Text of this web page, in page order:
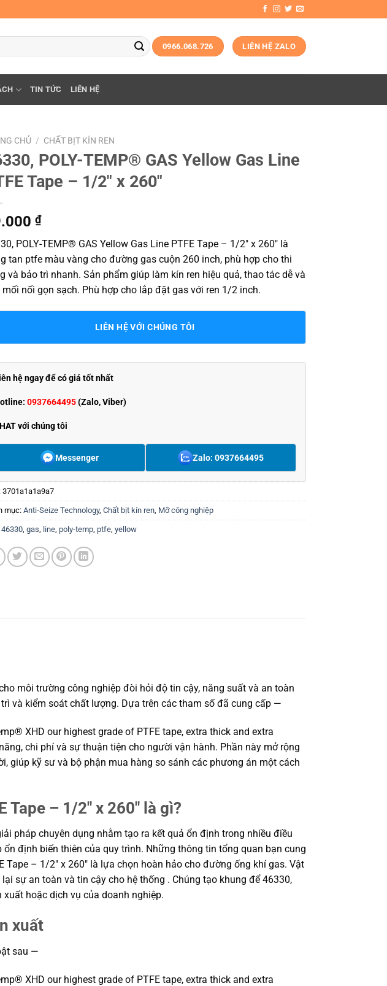
0966.068.726 LIÊN HỆ ZALO
TIN TỨC LIÊN HỆ
CHỦ / CHẤT BỊT KÍN REN
POLY-TEMP® GAS Yellow Gas Line
Tape – 1/2″ x 260″
₫
POLY-TEMP® GAS Yellow Gas Line PTFE Tape – 1/2″ x 260″ là
tan ptfe màu vàng cho đường gas cuộn 260 inch, phù hợp cho thi
và bảo trì nhanh. Sản phẩm giúp làm kín ren hiệu quả, thao tác dễ và
mối nối gọn sạch. Phù hợp cho lắp đặt gas với ren 1/2 inch.
LIÊN HỆ VỚI CHÚNG TÔI
hệ ngay để có giá tốt nhất
0937664495(Zalo, Viber)
với chúng tôi
Messenger Zalo: 0937664495
3701a1a1a9a7
mục:Anti-Seize Technology, Chất bịt kín ren, Mỡ công nghiệp
46330, gas, line, poly-temp, ptfe, yellow
môi trường công nghiệp đòi hỏi độ tin cậy, năng suất và an toàn
và kiểm soát chất lượng. Dựa trên các tham số đã cung cấp —
XHD our highest grade of PTFE tape, extra thick and extra
chi phí và sự thuận tiện cho người vận hành. Phần này mở rộng
giúp kỹ sư và bộ phận mua hàng so sánh các phương án một cách
Tape – 1/2″ x 260″ là gì?
pháp chuyên dụng nhằm tạo ra kết quả ổn định trong nhiều điều
định biến thiên của quy trình. Những thông tin tổng quan bạn cung
Tape – 1/2″ x 260″ là lựa chọn hoàn hảo cho đường ống khí gas. Vật
sự an toàn và tin cậy cho hệ thống . Chúng tạo khung để 46330,
xuất hoặc dịch vụ của doanh nghiệp.
xuất
sau —
XHD our highest grade of PTFE tape, extra thick and extra